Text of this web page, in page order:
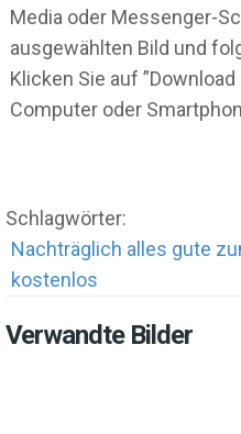
Media oder Messenger-
ausgewählten Bild und
Klicken Sie auf
Computer oder
Schlagwörter:
Nachträglich alles gute
kostenlos
Verwandte Bilder